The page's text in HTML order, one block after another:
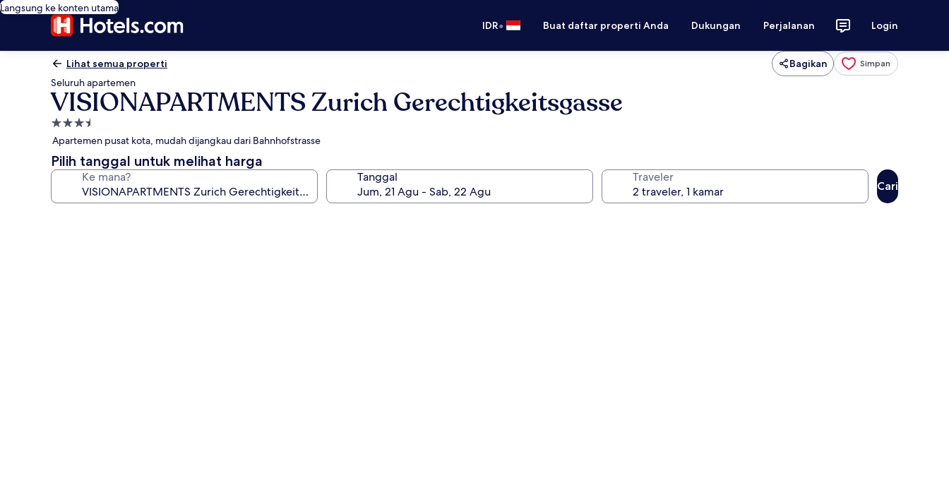
Langsung ke konten utama
IDR• Buat daftar properti Anda Dukungan Perjalanan Login
Lihat semua properti Bagikan Simpan
Seluruh apartemen
VISIONAPARTMENTS Zurich Gerechtigkeitsgasse
Properti
bintang
3.5
Apartemen pusat kota, mudah dijangkau dari Bahnhofstrasse
Pilih tanggal untuk melihat harga
Ke mana? Tanggal Traveler
Cari